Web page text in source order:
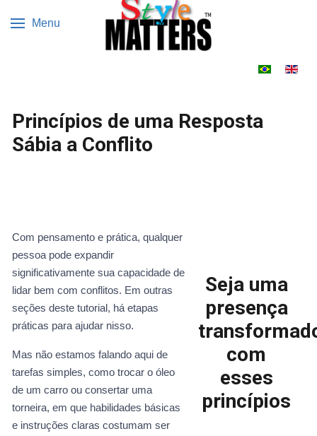
Menu
Princípios de uma Resposta
Sábia a Conflito
Seja uma
presença
com
esses
princípios
Com pensamento e prática, qualquer
pessoa pode expandir
significativamente sua capacidade de
lidar bem com conflitos. Em outras
seções deste tutorial, há etapas
práticas para ajudar nisso.
Mas não estamos falando aqui de
tarefas simples, como trocar o óleo
de um carro ou consertar uma
torneira, em que habilidades básicas
e instruções claras costumam ser